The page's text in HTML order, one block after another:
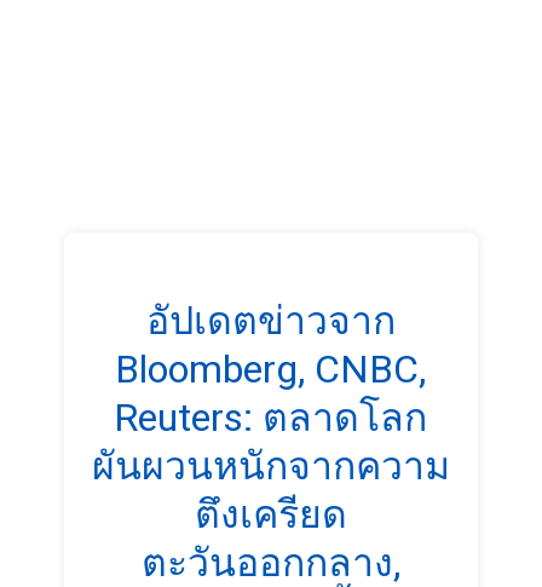
อัปเดตข่าวจาก
Bloomberg, CNBC,
Reuters: ตลาดโลก
ผันผวนหนักจากความ
ตึงเครียด
ตะวันออกกลาง,